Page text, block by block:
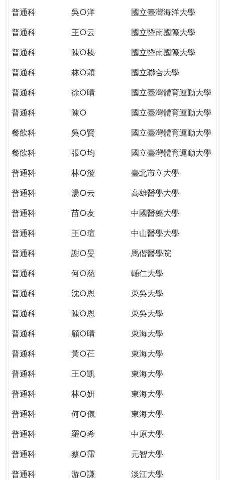
TODAY
THE
WORLD
PUTTING
YOU
THE
CITIZENSHIP
普通科
吳○洋
國立臺灣海洋大學
普通科
王○云
國立暨南國際大學
普通科
陳○榛
國立暨南國際大學
普通科
林○穎
國立聯合大學
普通科
徐○晴
國立臺灣體育運動大學
普通科
陳○
國立臺灣體育運動大學
餐飲科
吳○賢
國立臺灣體育運動大學
餐飲科
張○均
國立臺灣體育運動大學
普通科
林○澄
臺北市立大學
普通科
湯○云
高雄醫學大學
普通科
苗○友
中國醫藥大學
普通科
王○瑄
中山醫學大學
普通科
謝○旻
馬偕醫學院
普通科
何○慈
輔仁大學
普通科
沈○恩
東吳大學
普通科
陳○恩
東吳大學
普通科
顧○晴
東海大學
普通科
黃○芢
東海大學
普通科
王○凱
東海大學
普通科
林○妍
東海大學
普通科
何○儀
東海大學
普通科
羅○希
中原大學
普通科
蔡○霈
元智大學
普通科
游○謙
淡江大學